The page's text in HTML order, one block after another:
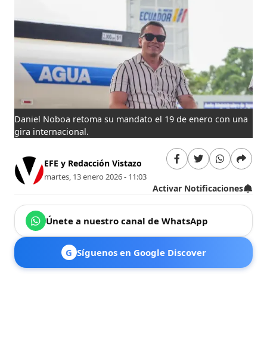
Daniel Noboa retoma su mandato el 19 de enero con una
gira internacional.
EFE y Redacción Vistazo
martes, 13 enero 2026 - 11:03
Activar Notificaciones
Únete a nuestro canal de WhatsApp
G Síguenos en Google Discover